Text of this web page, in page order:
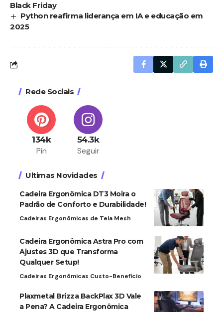
Black Friday
Python reafirma liderança em IA e educação em
2025
Rede Sociais
134k
Pin
54.3k
Seguir
Ultimas Novidades
Cadeira Ergonômica DT3 Moira o
Padrão de Conforto e Durabilidade!
Cadeiras Ergonômicas de Tela Mesh
Cadeira Ergonômica Astra Pro com
Ajustes 3D que Transforma
Qualquer Setup!
Cadeiras Ergonômicas Custo-Benefício
Plaxmetal Brizza BackPlax 3D Vale
a Pena? A Cadeira Ergonômica